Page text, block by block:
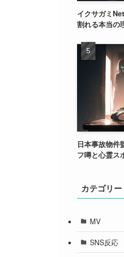
イクサガミ
割れる本当の
日本事故物件
フ噂と心霊ス
カテゴリー
MV
SNS反応